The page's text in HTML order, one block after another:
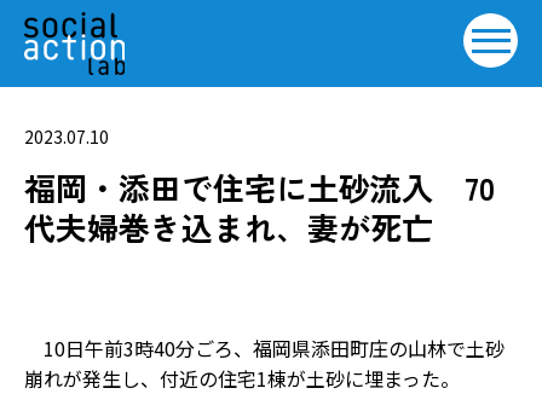
2023.07.10
福岡・添田で住宅に土砂流入 70
代夫婦巻き込まれ、妻が死亡
10日午前3時40分ごろ、福岡県添田町庄の山林で土砂
崩れが発生し、付近の住宅1棟が土砂に埋まった。